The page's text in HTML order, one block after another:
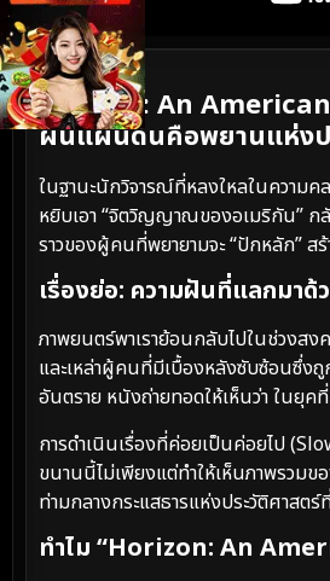
เนื้อเรื่องย่อ
Horizon: An
ผืนแผ่นดินคือพยานแห่งป
ในฐานะนักวิจารณ์ที่หลงใหลในความ
หยิบเอา “จิตวิญญาณของอเมริกัน” ก
ราวของผู้คนที่พยายามจะ “ปักหลัก”
เรื่องย่อ: ความฝันที่แลกมาด้
ภาพยนตร์พาเราย้อนกลับไปในช่วงสง
และเหล่าผู้คนที่มีเบื้องหลังซับซ้อนซึ่ง
อันตราย หนังถ่ายทอดให้เห็นว่า ในยุ
การดำเนินเรื่องที่ค่อยเป็นค่อยไป
ขนานนี้ไม่เพียงแต่ทำให้เห็นภาพรวมข
ท่ามกลางกระแสธารแห่งประวัติศาส
ทำไม “Horizon: An